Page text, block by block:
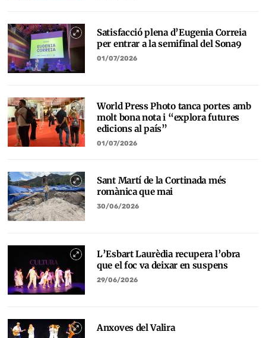
Satisfacció plena d’Eugenia Correia
per entrar a la semifinal del Sona9
01/07/2026
World Press Photo tanca portes amb
molt bona nota i “explora futures
edicions al país”
01/07/2026
Sant Martí de la Cortinada més
romànica que mai
30/06/2026
L’Esbart Laurèdia recupera l’obra
que el foc va deixar en suspens
29/06/2026
Anxoves del Valira